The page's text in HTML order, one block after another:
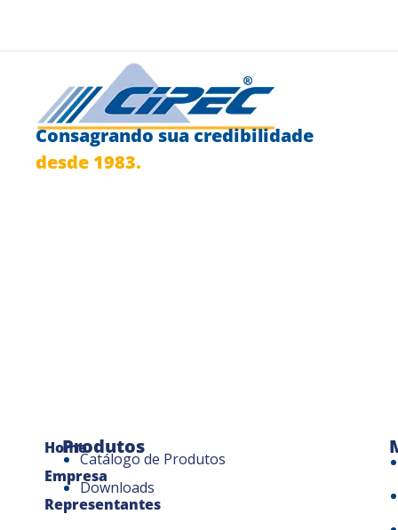
Consagrando sua credibilidade
desde 1983.
Home
Empresa
Representantes
Produtos
Catálogo de Produtos
Downloads